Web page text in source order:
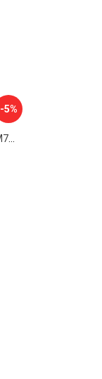
-5%
Оплетка руля REDMARK RM78002